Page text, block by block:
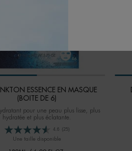
ESSENCE EN MASQUE
(BOITE DE 6)
pour une peau plus lisse, plus
hydratée et plus éclatante.
4.6 (25)
Une taille disponible